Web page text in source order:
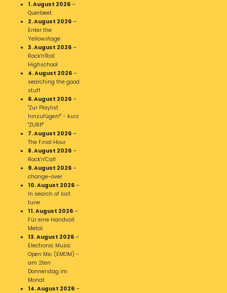
1. August 2026 –
Querbeet
2. August 2026 –
Enter the
Yellowstage
3. August 2026 –
Rock'n'Roll
Highschool
4. August 2026 –
searching the good
stuff
6. August 2026 –
"Zur Playlist
hinzufügen!" - kurz
"ZURP"
7. August 2026 –
The Final Hour
8. August 2026 –
Rock'n'Call
9. August 2026 –
change-over
10. August 2026 –
In search of lost
tune
11. August 2026 –
Für eine Handvoll
Metal.
13. August 2026 –
Electronic Music
Open Mic (EMOM) -
am 2ten
Donnerstag im
Monat
14. August 2026 –